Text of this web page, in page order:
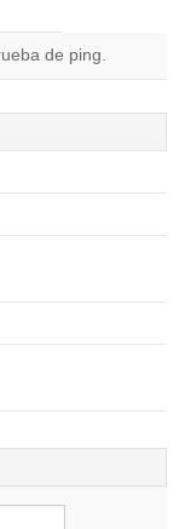
de ping.